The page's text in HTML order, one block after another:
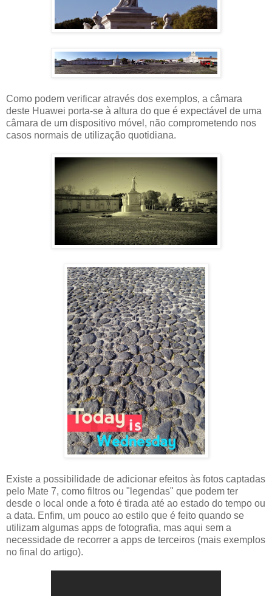
Como podem verificar através dos exemplos, a câmara
deste Huawei porta-se à altura do que é expectável de uma
câmara de um dispositivo móvel, não comprometendo nos
casos normais de utilização quotidiana.
Existe a possibilidade de adicionar efeitos às fotos captadas
pelo Mate 7, como filtros ou "legendas" que podem ter
desde o local onde a foto é tirada até ao estado do tempo ou
a data. Enfim, um pouco ao estilo que é feito quando se
utilizam algumas apps de fotografia, mas aqui sem a
necessidade de recorrer a apps de terceiros (mais exemplos
no final do artigo).